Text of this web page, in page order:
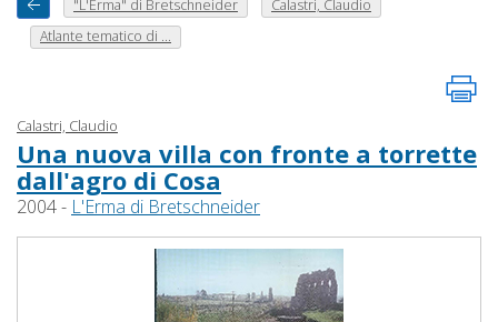
"L'Erma" di Bretschneider
Calastri, Claudio
Atlante tematico di ...
Calastri, Claudio
Una nuova villa con fronte a torrette
dall'agro di Cosa
2004 - L'Erma di Bretschneider